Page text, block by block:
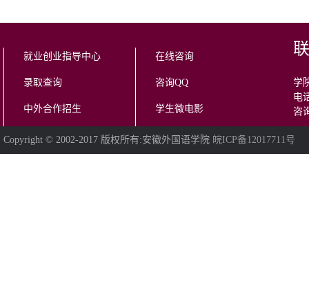
就业创业指导中心
录取查询
中外合作招生
在线咨询
咨询QQ
学生微电影
学
电
咨
Copyright © 2002-2017 版权所有:安徽外国语学院 皖ICP备12017711号